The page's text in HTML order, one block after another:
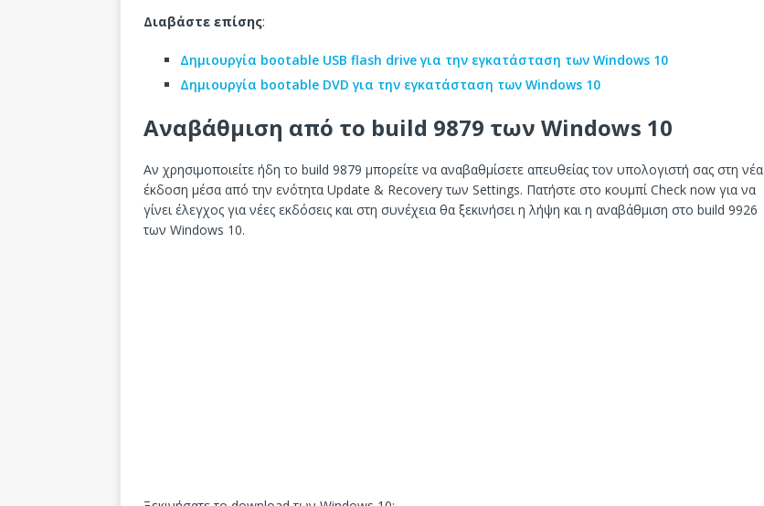
Διαβάστε επίσης:
Δημιουργία bootable USB flash drive για την εγκατάσταση των Windows 10
Δημιουργία bootable DVD για την εγκατάσταση των Windows 10
Αναβάθμιση από το build 9879 των Windows 10
Αν χρησιμοποιείτε ήδη το build 9879 μπορείτε να αναβαθμίσετε απευθείας τον υπολογιστή σας στη νέα
έκδοση μέσα από την ενότητα Update & Recovery των Settings. Πατήστε στο κουμπί Check now για να
γίνει έλεγχος για νέες εκδόσεις και στη συνέχεια θα ξεκινήσει η λήψη και η αναβάθμιση στο build 9926
των Windows 10.